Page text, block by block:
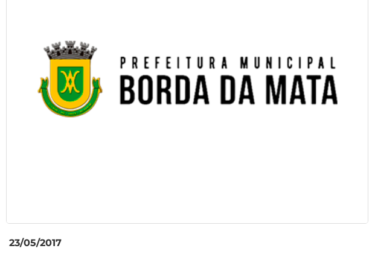
23/05/2017